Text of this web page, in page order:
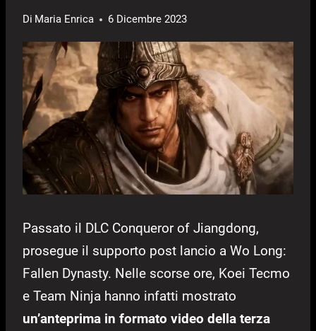
Di Maria Enrica 6 Dicembre 2023
Passato il DLC Conqueror of Jiangdong,
prosegue il supporto post lancio a Wo Long:
Fallen Dynasty. Nelle scorse ore, Koei Tecmo
e Team Ninja hanno infatti mostrato
un’anteprima in formato video della terza